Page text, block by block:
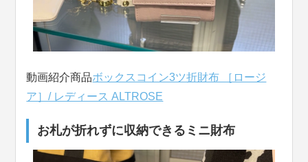
動画紹介商品ボックスコイン3ツ折財布 ［ロージ
ア］/ レディース ALTROSE
お札が折れずに収納できるミニ財布